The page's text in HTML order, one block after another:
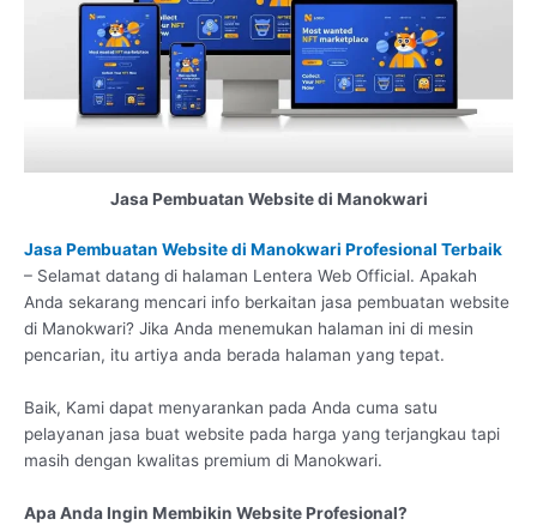
Jasa Pembuatan Website di Manokwari
Jasa Pembuatan Website di Manokwari Profesional Terbaik
– Selamat datang di halaman Lentera Web Official. Apakah
Anda sekarang mencari info berkaitan jasa pembuatan website
di Manokwari? Jika Anda menemukan halaman ini di mesin
pencarian, itu artiya anda berada halaman yang tepat.
Baik, Kami dapat menyarankan pada Anda cuma satu
pelayanan jasa buat website pada harga yang terjangkau tapi
masih dengan kwalitas premium di Manokwari.
Apa Anda Ingin Membikin Website Profesional?